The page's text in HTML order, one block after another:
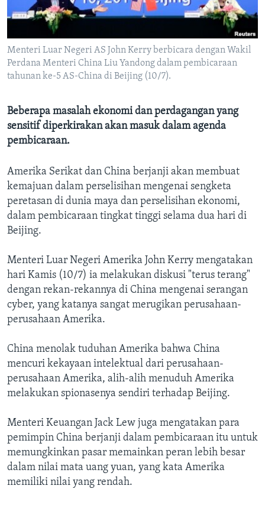
Menteri Luar Negeri AS John Kerry berbicara dengan Wakil
Perdana Menteri China Liu Yandong dalam pembicaraan
tahunan ke-5 AS-China di Beijing (10/7).
Beberapa masalah ekonomi dan perdagangan yang
sensitif diperkirakan akan masuk dalam agenda
pembicaraan.
Amerika Serikat dan China berjanji akan membuat
kemajuan dalam perselisihan mengenai sengketa
peretasan di dunia maya dan perselisihan ekonomi,
dalam pembicaraan tingkat tinggi selama dua hari di
Beijing.
Menteri Luar Negeri Amerika John Kerry mengatakan
hari Kamis (10/7) ia melakukan diskusi "terus terang"
dengan rekan-rekannya di China mengenai serangan
cyber, yang katanya sangat merugikan perusahaan-
perusahaan Amerika.
China menolak tuduhan Amerika bahwa China
mencuri kekayaan intelektual dari perusahaan-
perusahaan Amerika, alih-alih menuduh Amerika
melakukan spionasenya sendiri terhadap Beijing.
Menteri Keuangan Jack Lew juga mengatakan para
pemimpin China berjanji dalam pembicaraan itu untuk
memungkinkan pasar memainkan peran lebih besar
dalam nilai mata uang yuan, yang kata Amerika
memiliki nilai yang rendah.